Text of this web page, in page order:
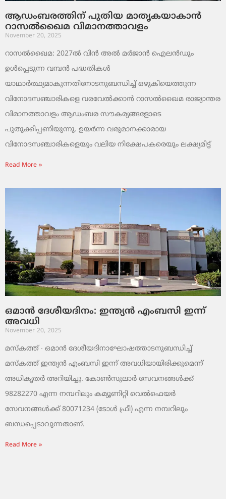
ആഡംബരത്തിന് പുതിയ മാതൃകയാകാൻ
റാസൽഖൈമ വിമാനത്താവളം
November 20, 2025
റാസൽഖൈമ: 2027ൽ വിൻ അൽ മർജാൻ ഐലൻഡും
ഉൾപ്പെടുന്ന വമ്പൻ പദ്ധതികൾ
യാഥാർത്ഥ്യമാകുന്നതിനോടനുബന്ധിച്ച് ഒഴുകിയെത്തുന്ന
വിനോദസഞ്ചാരികളെ വരവേൽക്കാൻ റാസൽഖൈമ രാജ്യാന്തര
വിമാനത്താവളം ആഡംബര സൗകര്യങ്ങളോടെ
പുതുക്കിപ്പണിയുന്നു. ഉയർന്ന വരുമാനക്കാരായ
വിനോദസഞ്ചാരികളെയും വലിയ നിക്ഷേപകരെയും ലക്ഷ്യമിട്ട്
Read More »
ഒമാൻ ദേശീയദിനം: ഇന്ത്യൻ എംബസി ഇന്ന്
അവധി
November 20, 2025
മസ്‌കത്ത് ∙ ഒമാൻ ദേശീയദിനാഘോഷത്താടനുബന്ധിച്ച്
മസ്‌കത്ത് ഇന്ത്യൻ എംബസി ഇന്ന് അവധിയായിരിക്കുമെന്ന്
അധികൃതർ അറിയിച്ചു. കോൺസുലാർ സേവനങ്ങൾക്ക്
98282270 എന്ന നമ്പറിലും കമ്യൂണിറ്റി വെൽഫെയർ
സേവനങ്ങൾക്ക് 80071234 (ടോൾ ഫ്രീ) എന്ന നമ്പറിലും
ബന്ധപ്പെടാവുന്നതാണ്.
Read More »